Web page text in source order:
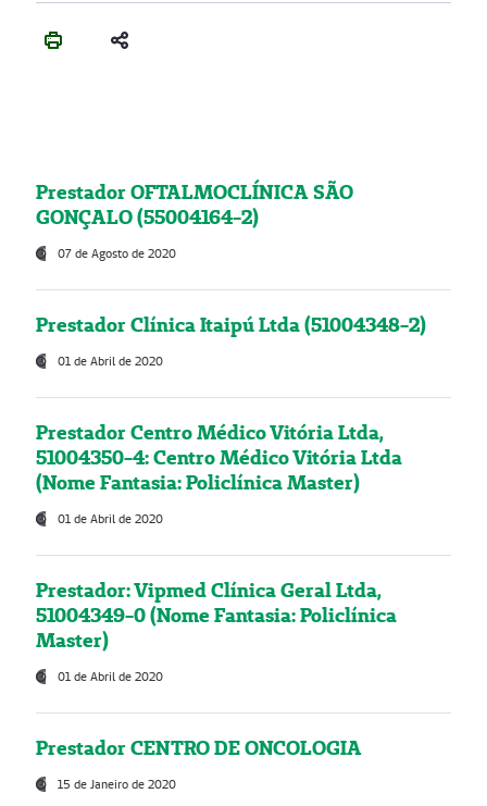
Prestador OFTALMOCLÍNICA SÃO
GONÇALO (55004164-2)
07 de Agosto de 2020
Prestador Clínica Itaipú Ltda (51004348-2)
01 de Abril de 2020
Prestador Centro Médico Vitória Ltda,
51004350-4: Centro Médico Vitória Ltda
(Nome Fantasia: Policlínica Master)
01 de Abril de 2020
Prestador: Vipmed Clínica Geral Ltda,
51004349-0 (Nome Fantasia: Policlínica
Master)
01 de Abril de 2020
Prestador CENTRO DE ONCOLOGIA
15 de Janeiro de 2020